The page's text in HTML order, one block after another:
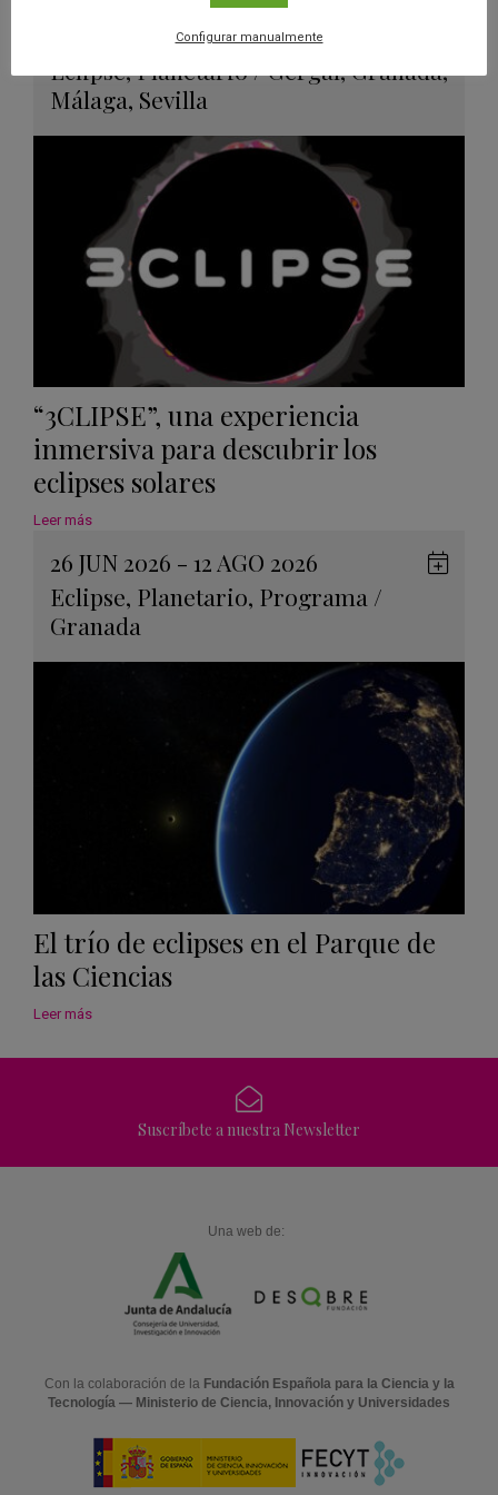
26 JUN 2026 - 26 ENE 2028
Eclipse,Planetario/Gérgal,Granada,
Málaga, Sevilla
en
“3CLIPSE”, una experiencia
inmersiva para descubrir los
eclipses solares
Leer más
26 JUN 2026 - 12 AGO 2026
Eclipse, Planetario, Programa /
Granada
El trío de eclipses en el Parque de
las Ciencias
Leer más
Suscríbete a nuestra Newsletter
Una web de:
Con la colaboración de la Fundación Española para la Ciencia y la
Tecnología — Ministerio de Ciencia, Innovación y Universidades
Configurar manualmente